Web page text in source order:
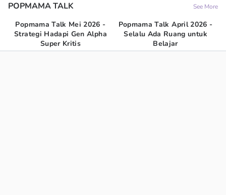
POPMAMA TALK See More
Popmama Talk Mei 2026 -
Strategi Hadapi Gen Alpha
Super Kritis
Popmama Talk April 2026 -
Selalu Ada Ruang untuk
Belajar